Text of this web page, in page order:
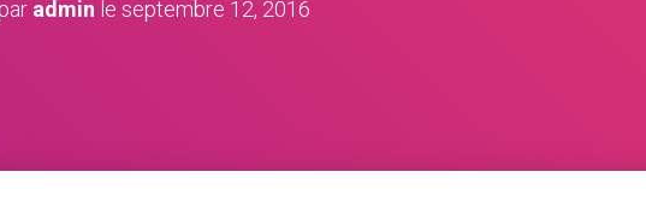
admin le septembre 12, 2016